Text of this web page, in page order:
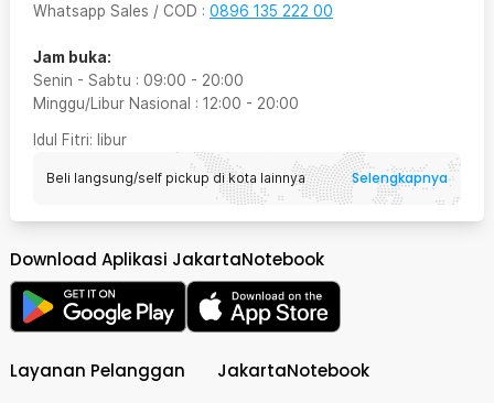
Whatsapp Sales / COD : 0896 135 222 00
Jam buka:
Senin - Sabtu : 09:00 - 20:00
Minggu/Libur Nasional : 12:00 - 20:00
Idul Fitri: libur
Beli langsung/self pickup di kota lainnya Selengkapnya
Download Aplikasi JakartaNotebook
Layanan Pelanggan JakartaNotebook